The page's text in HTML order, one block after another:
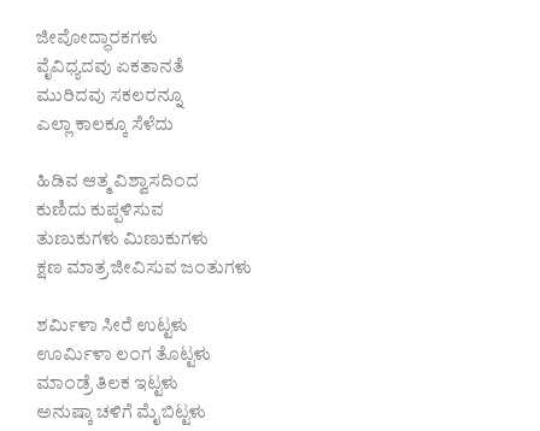
ಜೀವೋದ್ಧಾರಕಗಳು
ವೈವಿಧ್ಯದವು ಏಕತಾನತೆ
ಮುರಿದವು ಸಕಲರನ್ನೂ
ಎಲ್ಲಾ ಕಾಲಕ್ಕೂ ಸೆಳೆದು
ಹಿಡಿವ ಆತ್ಮ ವಿಶ್ವಾಸದಿಂದ
ಕುಣಿದು ಕುಪ್ಪಳಿಸುವ
ತುಣುಕುಗಳು ಮಿಣುಕುಗಳು
ಕ್ಷಣ ಮಾತ್ರ ಜೀವಿಸುವ ಜಂತುಗಳು
ಶರ್ಮಿಳಾ ಸೀರೆ ಉಟ್ಟಳು
ಊರ್ಮಿಳಾ ಲಂಗ ತೊಟ್ಟಳು
ಮಾಂಡ್ರೆ ತಿಲಕ ಇಟ್ಟಳು
ಅನುಷ್ಕಾ ಚಳಿಗೆ ಮೈ ಬಿಟ್ಟಳು